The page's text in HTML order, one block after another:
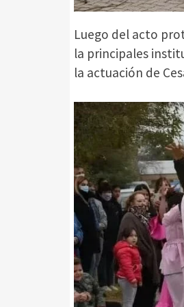
Luego del acto
la principales
la actuación de